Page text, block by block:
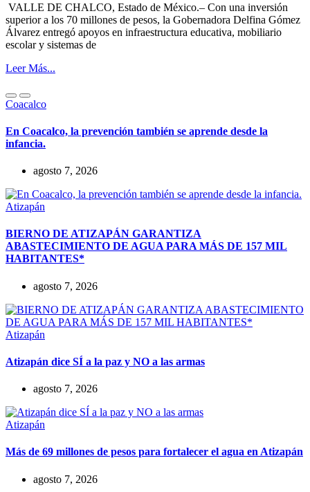
VALLE DE CHALCO, Estado de México.– Con una inversión
superior a los 70 millones de pesos, la Gobernadora Delfina Gómez
Álvarez entregó apoyos en infraestructura educativa, mobiliario
escolar y sistemas de
Leer Más...
Coacalco
En Coacalco, la prevención también se aprende desde la
infancia.
agosto 7, 2026
Atizapán
BIERNO DE ATIZAPÁN GARANTIZA
ABASTECIMIENTO DE AGUA PARA MÁS DE 157 MIL
HABITANTES*
agosto 7, 2026
Atizapán
Atizapán dice SÍ a la paz y NO a las armas
agosto 7, 2026
Atizapán
Más de 69 millones de pesos para fortalecer el agua en Atizapán
agosto 7, 2026